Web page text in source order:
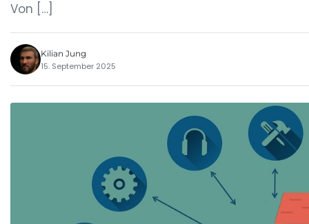
Von […]
Kilian Jung
15. September 2025